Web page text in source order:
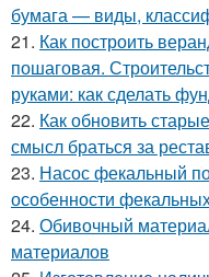
бумага — виды,
21. Как построить
пошаговая.
руками: как сделать
22. Как обновить
смысл браться за
23. Насос фекальный
особенности
24. Обивочный
материалов